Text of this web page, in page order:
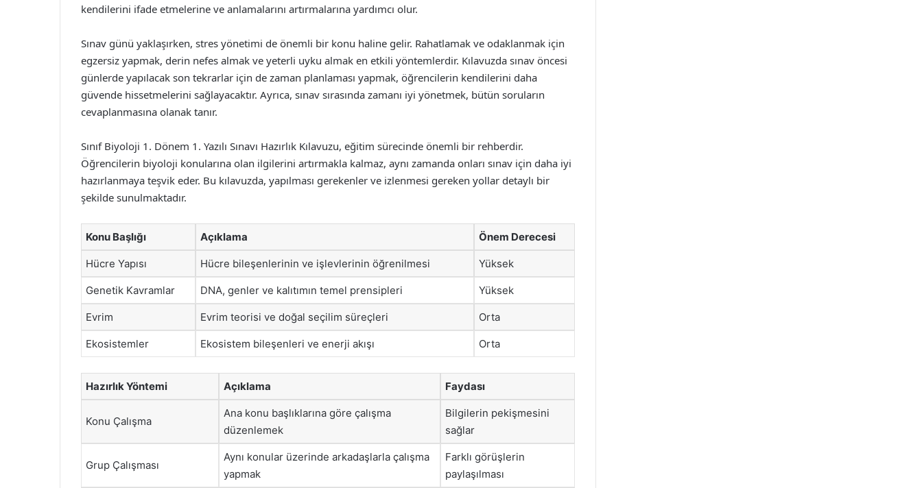
kendilerini ifade etmelerine ve anlamalarını artırmalarına yardımcı olur.
Sınav günü yaklaşırken, stres yönetimi de önemli bir konu haline gelir. Rahatlamak ve odaklanmak için
egzersiz yapmak, derin nefes almak ve yeterli uyku almak en etkili yöntemlerdir. Kılavuzda sınav öncesi
günlerde yapılacak son tekrarlar için de zaman planlaması yapmak, öğrencilerin kendilerini daha
güvende hissetmelerini sağlayacaktır. Ayrıca, sınav sırasında zamanı iyi yönetmek, bütün soruların
cevaplanmasına olanak tanır.
Sınıf Biyoloji 1. Dönem 1. Yazılı Sınavı Hazırlık Kılavuzu, eğitim sürecinde önemli bir rehberdir.
Öğrencilerin biyoloji konularına olan ilgilerini artırmakla kalmaz, aynı zamanda onları sınav için daha iyi
hazırlanmaya teşvik eder. Bu kılavuzda, yapılması gerekenler ve izlenmesi gereken yollar detaylı bir
şekilde sunulmaktadır.
Konu Başlığı Açıklama Önem Derecesi
Hücre Yapısı Hücre bileşenlerinin ve işlevlerinin öğrenilmesi Yüksek
Genetik Kavramlar DNA, genler ve kalıtımın temel prensipleri Yüksek
Evrim Evrim teorisi ve doğal seçilim süreçleri Orta
Ekosistemler Ekosistem bileşenleri ve enerji akışı Orta
Hazırlık Yöntemi Açıklama Faydası
Konu Çalışma
Ana konu başlıklarına göre çalışma
düzenlemek
Bilgilerin pekişmesini
sağlar
Grup Çalışması
Aynı konular üzerinde arkadaşlarla çalışma
yapmak
Farklı görüşlerin
paylaşılması